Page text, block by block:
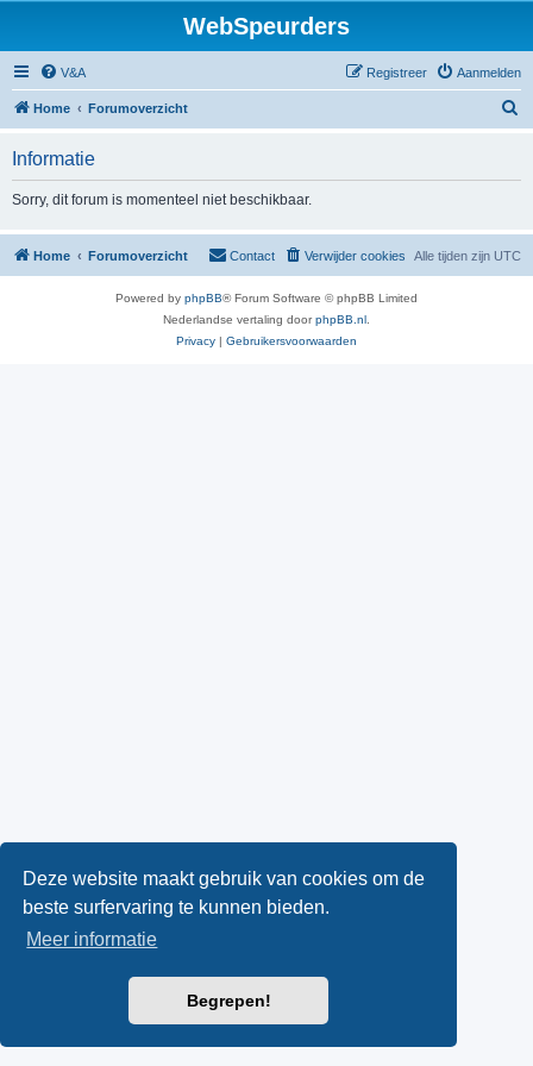
Deze website maakt gebruik van cookies om de
beste surfervaring te kunnen bieden.
Meer informatie
Begrepen!
WebSpeurders
V&A Aanmelden
Registreer
Home Forumoverzicht
Informatie
Sorry, dit forum is momenteel niet beschikbaar.
Home Forumoverzicht Alle tijden zijn UTC
Verwijder cookies
Contact
Powered by phpBB® Forum Software © phpBB Limited
Nederlandse vertaling doorphpBB.nl
Privacy | Gebruikersvoorwaarden